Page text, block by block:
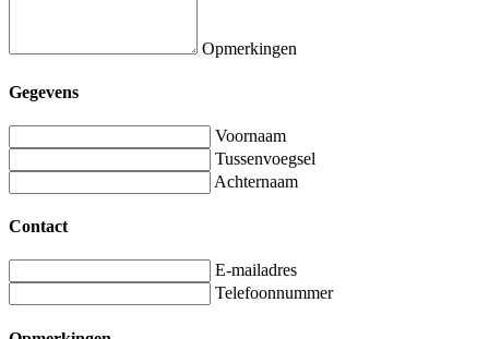
Opmerkingen
Gegevens
Voornaam
Tussenvoegsel
Achternaam
Contact
E-mailadres
Telefoonnummer